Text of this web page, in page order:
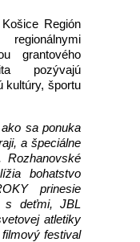
Región
grantového
pozývajú
kultúry, športu
sa ponuka
a špeciálne
Rozhanovské
bohatstvo
prinesie
s deťmi, JBL
atletiky
festival